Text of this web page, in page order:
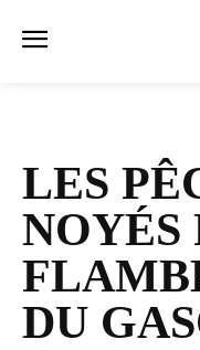
LES
NOYÉS
DU